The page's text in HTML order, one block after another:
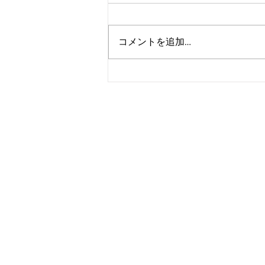
コメントを追加…